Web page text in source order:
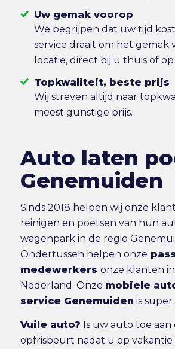
Uw gemak voorop
We begrijpen dat uw tijd
service draait om het gemak
locatie, direct bij u thuis of
Topkwaliteit, beste prijs
Wij streven altijd naar
meest gunstige prijs.
Auto laten
Genemuiden
Sinds 2018 helpen wij onze
reinigen en poetsen van hun
wagenpark in de regio
Ondertussen helpen onze
medewerkers onze klanten
Nederland. Onze mobiele
service Genemuiden is
Vuile auto? Is uw auto toe aan
opfrisbeurt nadat u op